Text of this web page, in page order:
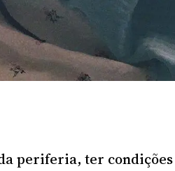
periferia, ter condições